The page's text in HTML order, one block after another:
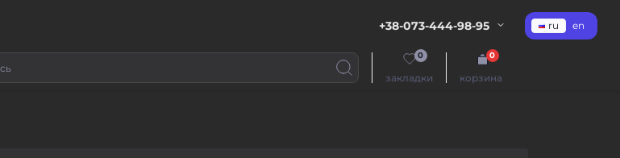
+38-073-444-98-95 ru en
закладки
0
корзина
0